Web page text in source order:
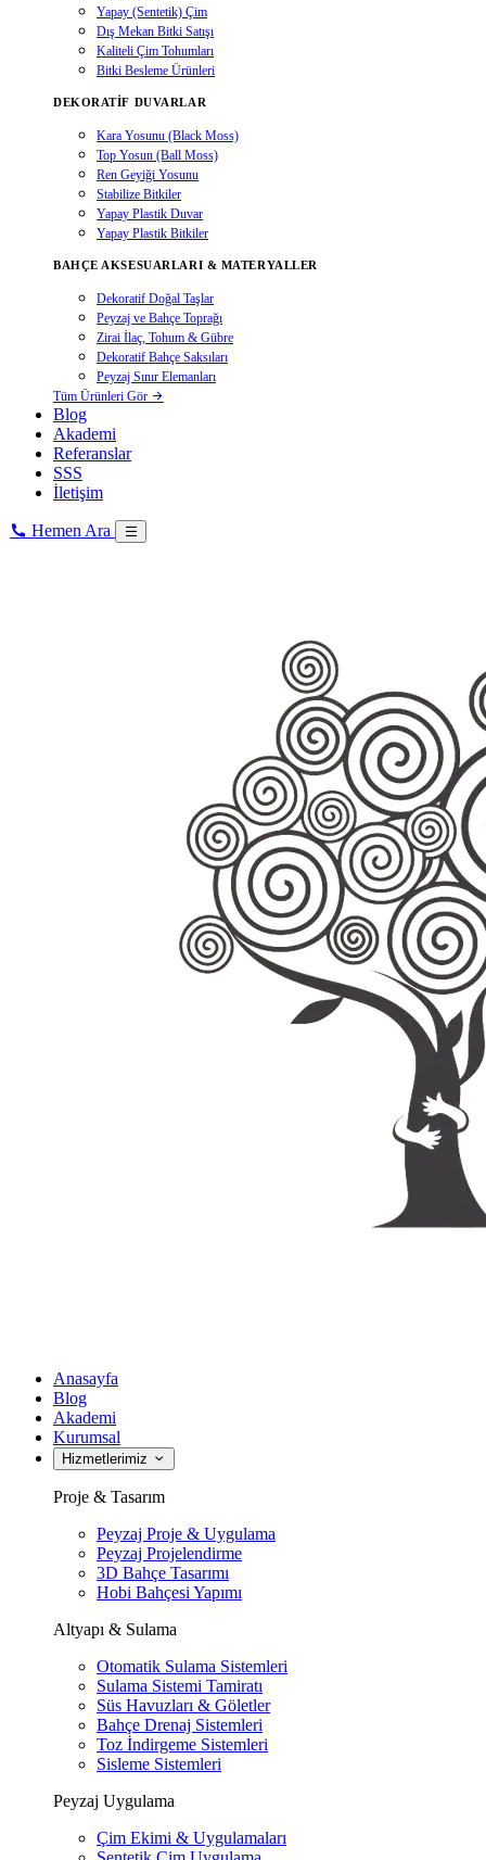
Yapay (Sentetik) Çim
Dış Mekan Bitki Satışı
Kaliteli Çim Tohumları
Bitki Besleme Ürünleri
DEKORATIF DUVARLAR
Kara Yosunu (Black Moss)
Top Yosun (Ball Moss)
Ren Geyiği Yosunu
Stabilize Bitkiler
Yapay Plastik Duvar
Yapay Plastik Bitkiler
BAHÇE AKSESUARLARI & MATERYALLER
Dekoratif Doğal Taşlar
Peyzaj ve Bahçe Toprağı
Zirai İlaç, Tohum & Gübre
Dekoratif Bahçe Saksıları
Peyzaj Sınır Elemanları
Tüm Ürünleri Gör
Blog
Akademi
Referanslar
SSS
İletişim
Hemen Ara
Anasayfa
Blog
Akademi
Kurumsal
Hizmetlerimiz
Proje & Tasarım
Peyzaj Proje & Uygulama
Peyzaj Projelendirme
3D Bahçe Tasarımı
Hobi Bahçesi Yapımı
Altyapı & Sulama
Otomatik Sulama Sistemleri
Sulama Sistemi Tamiratı
Süs Havuzları & Göletler
Bahçe Drenaj Sistemleri
Toz İndirgeme Sistemleri
Sisleme Sistemleri
Peyzaj Uygulama
Çim Ekimi & Uygulamaları